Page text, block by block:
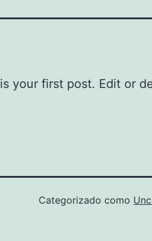
your first post. Edit or
Categorizado como